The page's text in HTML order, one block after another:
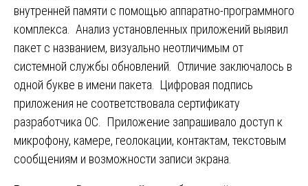
внутренней памяти с помощью аппаратно-программного
комплекса. Анализ установленных приложений выявил
пакет с названием, визуально неотличимым от
системной службы обновлений. Отличие заключалось в
одной букве в имени пакета. Цифровая подпись
приложения не соответствовала сертификату
разработчика ОС. Приложение запрашивало доступ к
микрофону, камере, геолокации, контактам, текстовым
сообщениям и возможности записи экрана.